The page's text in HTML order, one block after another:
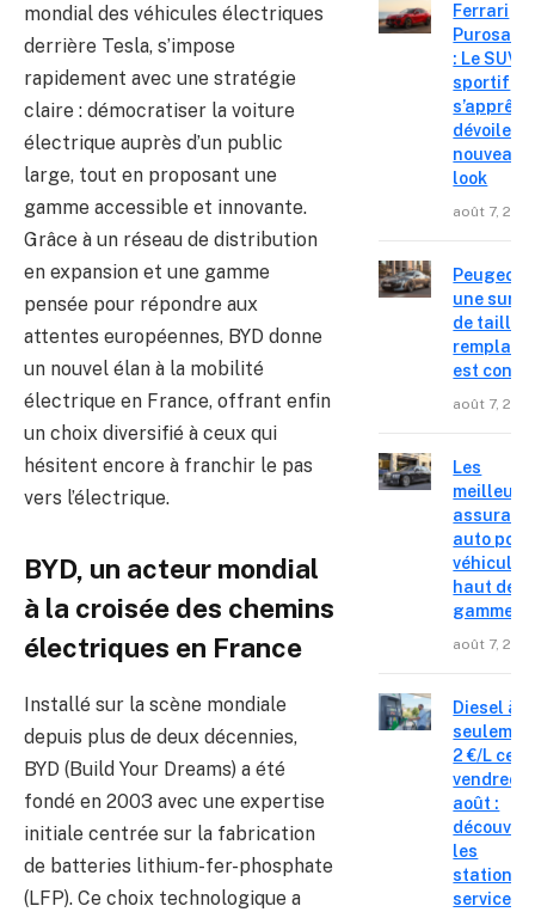
mondial des véhicules électriques
derrière Tesla, s’impose
rapidement avec une stratégie
claire : démocratiser la voiture
électrique auprès d’un public
large, tout en proposant une
gamme accessible et innovante.
Grâce à un réseau de distribution
en expansion et une gamme
pensée pour répondre aux
attentes européennes, BYD donne
un nouvel élan à la mobilité
électrique en France, offrant enfin
un choix diversifié à ceux qui
hésitent encore à franchir le pas
vers l’électrique.
BYD, un acteur mondial
à la croisée des chemins
électriques en France
Installé sur la scène mondiale
depuis plus de deux décennies,
BYD (Build Your Dreams) a été
fondé en 2003 avec une expertise
initiale centrée sur la fabrication
de batteries lithium-fer-phosphate
(LFP). Ce choix technologique a
Ferrari
: Le SUV
sportif
s’apprête
dévoiler
nouveau
look
août 7,
Peugeot
une
de taille,
est
août 7,
Les
auto pour
véhicules
haut de
gamme
août 7,
Diesel à
2 €/L ce
vendredi
août :
les
stations-
service où